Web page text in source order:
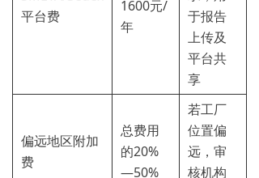
平台费
1600元/
年
于报告
上传及
平台共
享
偏远地区附加
费
总费用
的20%
—50%
若工厂
位置偏
远，审
核机构